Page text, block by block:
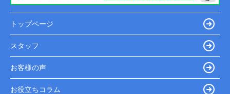
トップページ
スタッフ
お客様の声
お役立ちコラム